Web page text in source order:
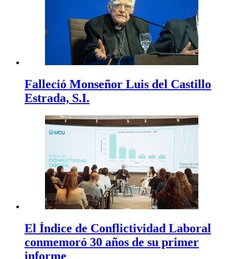
Falleció Monseñor Luis del Castillo
Estrada, S.I.
El Índice de Conflictividad Laboral
conmemoró 30 años de su primer
informe